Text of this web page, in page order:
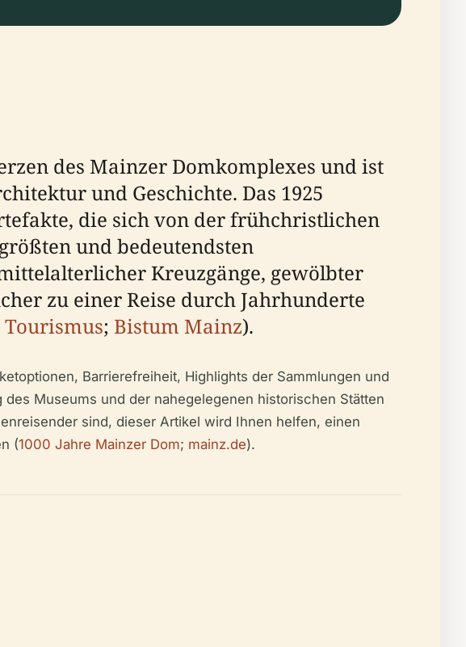
des Mainzer Domkomplexes und ist
und Geschichte. Das 1925
die sich von der frühchristlichen
und bedeutendsten
Kreuzgänge, gewölbter
zu einer Reise durch Jahrhunderte
; Bistum Mainz).
Barrierefreiheit, Highlights der Sammlungen und
Museums und der nahegelegenen historischen Stätten
sind, dieser Artikel wird Ihnen helfen, einen
(1000 Jahre Mainzer Dom; mainz.de).